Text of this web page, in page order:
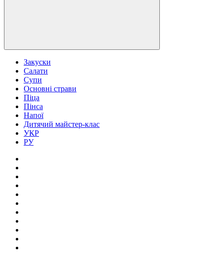
Закуски
Салати
Супи
Основні страви
Піца
Пінса
Напої
Дитячий майстер-клас
УКР
РУ